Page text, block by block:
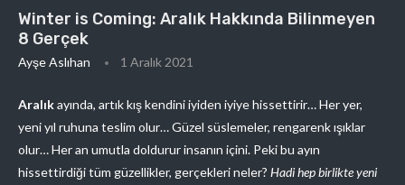
Winter is Coming: Aralık Hakkında Bilinmeyen
8 Gerçek
Ayşe Aslıhan 1 Aralık 2021
Aralıkayında, artık kış kendini iyiden iyiye hissettirir… Her yer,
yeni yıl ruhuna teslim olur… Güzel süslemeler, rengarenk ışıklar
olur… Her an umutla doldurur insanın içini. Peki bu ayın
hissettirdiği tüm güzellikler, gerçekleri neler? Hadi hep birlikte yeni